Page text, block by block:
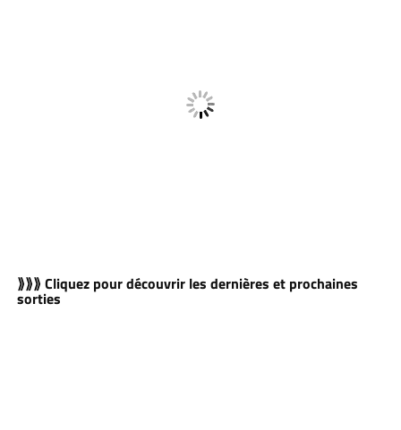
⟫⟫⟫ Cliquez pour découvrir les dernières et prochaines
sorties